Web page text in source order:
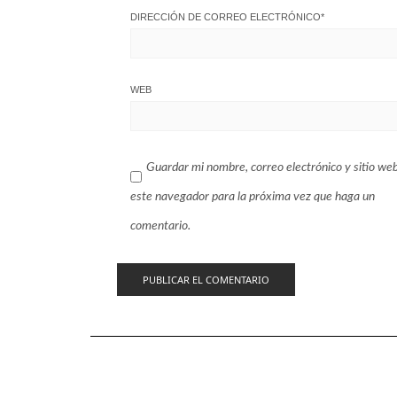
DIRECCIÓN DE CORREO ELECTRÓNICO*
WEB
Guardar mi nombre, correo electrónico y sitio
este navegador para la próxima vez que haga un
comentario.